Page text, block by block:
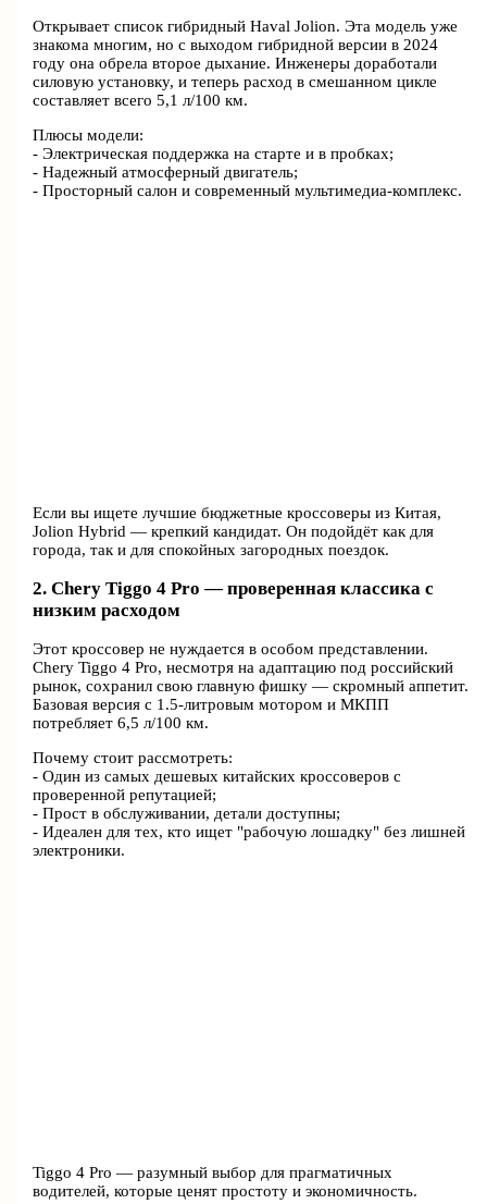
Открывает список гибридный Haval Jolion. Эта модель уже
знакома многим, но с выходом гибридной версии в 2024
году она обрела второе дыхание. Инженеры доработали
силовую установку, и теперь расход в смешанном цикле
составляет всего 5,1 л/100 км.
Плюсы модели:
- Электрическая поддержка на старте и в пробках;
- Надежный атмосферный двигатель;
- Просторный салон и современный мультимедиа-комплекс.
Если вы ищете лучшие бюджетные кроссоверы из Китая,
Jolion Hybrid — крепкий кандидат. Он подойдёт как для
города, так и для спокойных загородных поездок.
2. Chery Tiggo 4 Pro — проверенная классика с
низким расходом
Этот кроссовер не нуждается в особом представлении.
Chery Tiggo 4 Pro, несмотря на адаптацию под российский
рынок, сохранил свою главную фишку — скромный аппетит.
Базовая версия с 1.5-литровым мотором и МКПП
потребляет 6,5 л/100 км.
Почему стоит рассмотреть:
- Один из самых дешевых китайских кроссоверов с
проверенной репутацией;
- Прост в обслуживании, детали доступны;
- Идеален для тех, кто ищет "рабочую лошадку" без лишней
электроники.
Tiggo 4 Pro — разумный выбор для прагматичных
водителей, которые ценят простоту и экономичность.